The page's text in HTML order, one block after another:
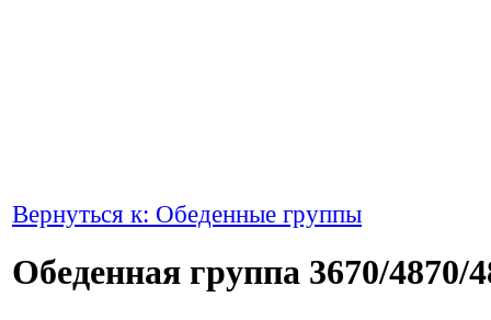
Вернуться к: Обеденные группы
Обеденная группа 3670/4870/